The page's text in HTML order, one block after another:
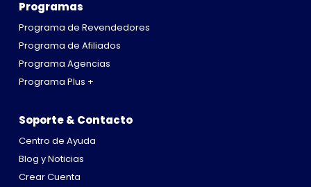
Programas
Programa de Revendedores
Programa de Afiliados
Programa Agencias
Programa Plus +
Soporte & Contacto
Centro de Ayuda
Blog y Noticias
Crear Cuenta